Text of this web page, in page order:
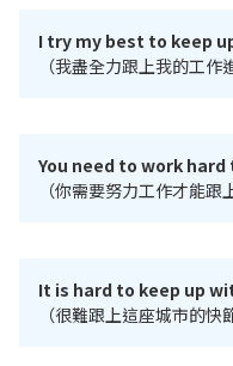
I try my best to keep
（我盡全力跟上我的工作
You need to work
（你需要努力工作才能跟
It is hard to keep up
（很難跟上這座城市的快